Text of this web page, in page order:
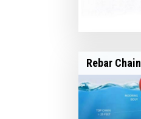
Rebar Chain